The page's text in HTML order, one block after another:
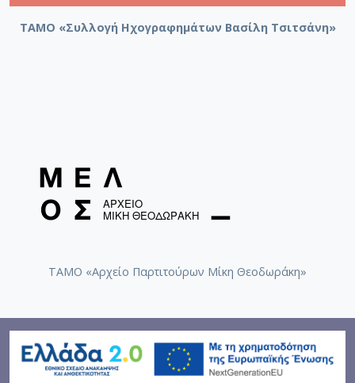
ΤΑΜΟ «Συλλογή Ηχογραφημάτων Βασίλη Τσιτσάνη»
ΤΑΜΟ «Αρχείο Παρτιτούρων Μίκη Θεοδωράκη»